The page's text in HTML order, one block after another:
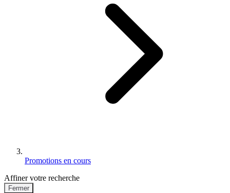
Promotions en cours
Affiner votre recherche
Fermer